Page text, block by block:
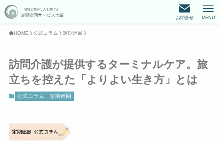
お問合せ MENU
HOME 公式コラム 定期巡回
訪問介護が提供するターミナルケア。旅
立ちを控えた「よりよい生き方」とは
公式コラム 定期巡回